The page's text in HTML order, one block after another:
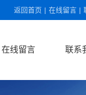
返回首页 | 在线留言 |
在线留言 联系